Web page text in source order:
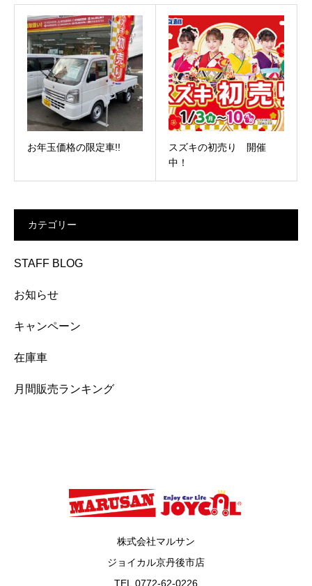
お年玉価格の限定車!!
スズキの初売り 開催
中！
カテゴリー
STAFF BLOG
お知らせ
キャンペーン
在庫車
月間販売ランキング
株式会社マルサン
ジョイカル京丹後市店
TEL. 0772-62-0226